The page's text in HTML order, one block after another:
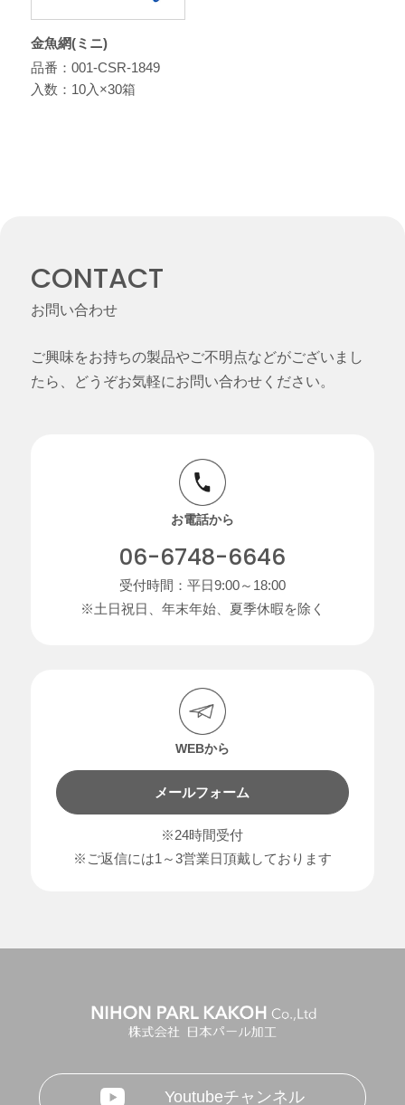
金魚網(ミニ)
品番：001-CSR-1849
入数：10入×30箱
CONTACT
お問い合わせ
ご興味をお持ちの製品やご不明点などがございまし
たら、どうぞお気軽にお問い合わせください。
お電話から
06-6748-6646
受付時間：平日9:00～18:00
※土日祝日、年末年始、夏季休暇を除く
WEBから
メールフォーム
※24時間受付
※ご返信には1～3営業日頂戴しております
Youtubeチャンネル